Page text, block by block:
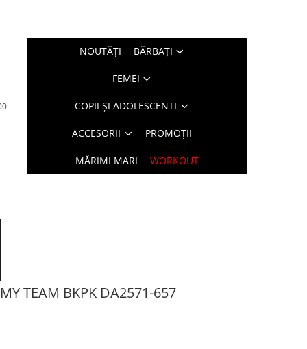
NOUTĂŢI BĂRBAŢI
FEMEI
COPII ȘI ADOLESCENTI
ACCESORII PROMOȚII
MĂRIMI MARI WORKOUT
TEAM BKPK DA2571-657